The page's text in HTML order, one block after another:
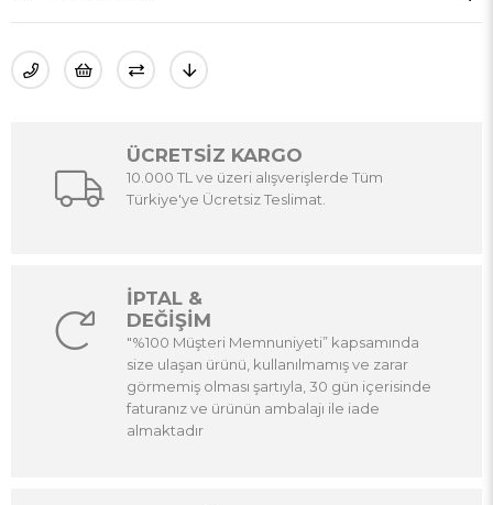
ÜCRETSİZ KARGO
10.000 TL ve üzeri alışverişlerde Tüm
Türkiye'ye Ücretsiz Teslimat.
İPTAL &
DEĞİŞİM
"%100 Müşteri Memnuniyeti” kapsamında
size ulaşan ürünü, kullanılmamış ve zarar
görmemiş olması şartıyla, 30 gün içerisinde
faturanız ve ürünün ambalajı ile iade
almaktadır